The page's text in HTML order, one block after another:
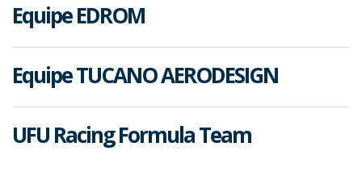
Equipe EDROM
Equipe TUCANO AERODESIGN
UFU Racing Formula Team